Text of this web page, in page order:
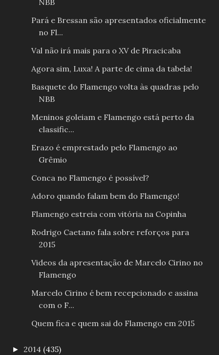
NBB
Pará e Bressan são apresentados oficialmente
no Fl...
Val não irá mais para o XV de Piracicaba
Agora sim, Luxa! A parte de cima da tabela!
Basquete do Flamengo volta às quadras pelo
NBB
Meninos goleiam e Flamengo está perto da
classific...
Erazo é emprestado pelo Flamengo ao
Grêmio
Conca no Flamengo é possível?
Adoro quando falam bem do Flamengo!
Flamengo estreia com vitória na Copinha
Rodrigo Caetano fala sobre reforços para
2015
Videos da apresentação de Marcelo Cirino no
Flamengo
Marcelo Cirino é bem recepcionado e assina
com o F...
Quem fica e quem sai do Flamengo em 2015
► 2014 (435)